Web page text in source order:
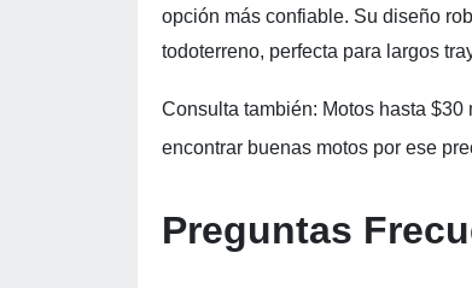
opción más confiable. Su diseño
todoterreno, perfecta para largos
Consulta también: Motos hasta $30
encontrar buenas motos por ese
Preguntas